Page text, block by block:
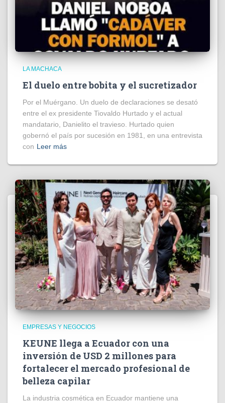
LA MACHACA
El duelo entre bobita y el sucretizador
Por el Muérgano. Un duelo de declaraciones se desató
entre el ex presidente Tiovaldo Hurtado y el actual
mandatario, Danielito el travieso. Hurtado quien
gobernó el país por sucesión en 1981, en una entrevista
con Leer más
EMPRESAS Y NEGOCIOS
KEUNE llega a Ecuador con una
inversión de USD 2 millones para
fortalecer el mercado profesional de
belleza capilar
La industria cosmética en Ecuador mantiene una